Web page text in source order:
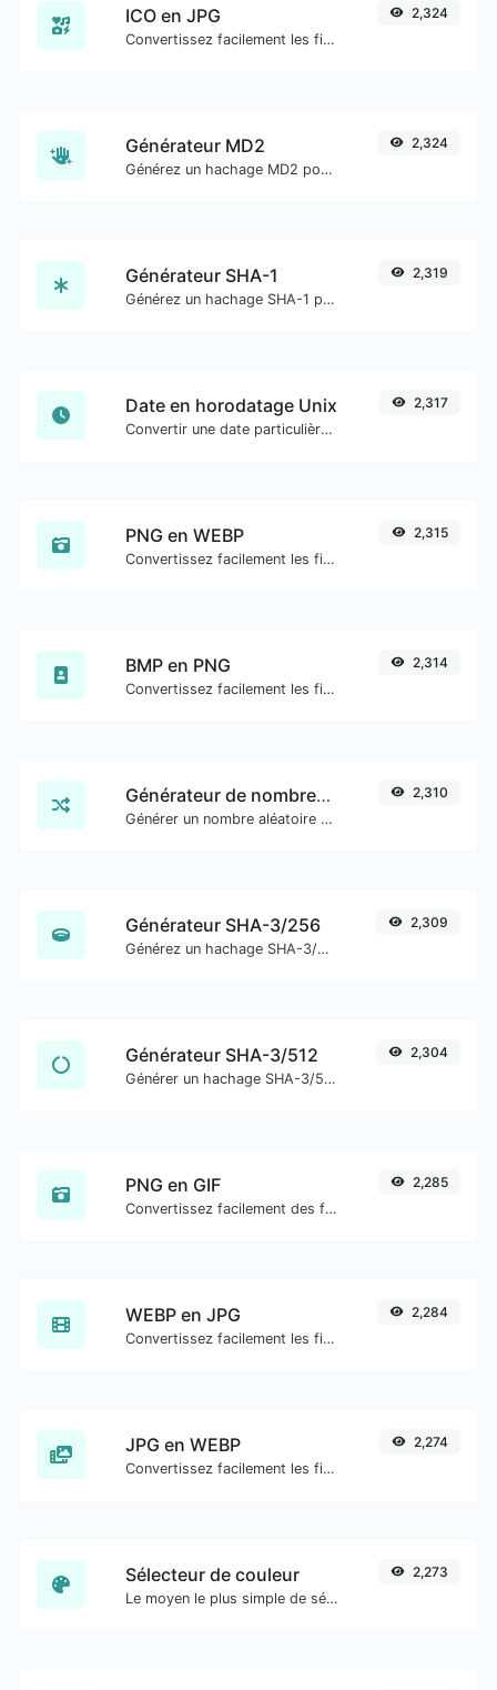
ICO en JPG
Convertissez facilement les fichiers image ICO en JPG.
2,324
Générateur MD2
Générez un hachage MD2 pour toute entrée de chaîne.
2,324
Générateur SHA-1
Générez un hachage SHA-1 pour toute entrée de chaîne.
2,319
Date en horodatage Unix
Convertir une date particulière au format de timestamp Unix.
2,317
PNG en WEBP
Convertissez facilement les fichiers image PNG en WEBP.
2,315
BMP en PNG
Convertissez facilement les fichiers image BMP en PNG.
2,314
Générateur de nombres aléatoires
Générer un nombre aléatoire entre une plage donnée.
2,310
Générateur SHA-3/256
Générez un hachage SHA-3/256 pour toute entrée de chaîne.
2,309
Générateur SHA-3/512
Générer un hachage SHA-3/512 pour toute entrée de chaîne.
2,304
PNG en GIF
Convertissez facilement des fichiers image PNG en GIF.
2,285
WEBP en JPG
Convertissez facilement les fichiers image WEBP en JPG.
2,284
JPG en WEBP
Convertissez facilement les fichiers image JPG en WEBP.
2,274
Sélecteur de couleur
Le moyen le plus simple de sélectionner une couleur dans le cercle chromatique et d'obtenir les résultats dans n'importe quel format.
2,273